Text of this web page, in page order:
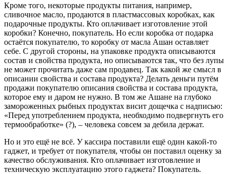
Кроме того, некоторые продукты питания, например,
сливочное масло, продаются в пластмассовых коробках, как
подарочные продукты. Кто оплачивает изготовление этой
коробки? Конечно, покупатель. Но если коробка от подарка
остаётся покупателю, то коробку от масла Ашан оставляет
себе. С другой стороны, на упаковке продукта описываются
состав и свойства продукта, но описываются так, что без лупы
не может прочитать даже сам продавец. Так какой же смысл в
описании свойства и состава продукта? Делать деньги путём
продажи покупателю описания свойства и состава продукта,
которое ему и даром не нужно. В том же Ашане на глубоко
замороженных рыбных продуктах висит дощечка с надписью:
«Перед употреблением продукта, необходимо подвергнуть его
термообработке» (?), – человека совсем за дебила держат.
Но и это ещё не всё. У кассира поставили ещё один какой-то
гаджет, и требует от покупателя, чтобы он поставил оценку за
качество обслуживания. Кто оплачивает изготовление и
техническую эксплуатацию этого гаджета? Покупатель.